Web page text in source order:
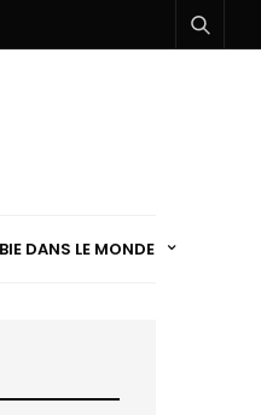
DANS LE MONDE